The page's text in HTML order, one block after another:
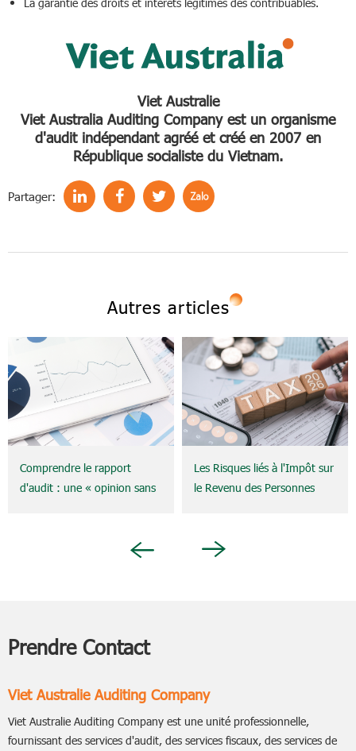
La garantie des droits et intérêts légitimes des contribuables.
Viet Australie
Viet Australia Auditing Company est un organisme
d'audit indépendant agréé et créé en 2007 en
République socialiste du Vietnam.
Partager:
Autres articles
Previous
Comprendre le rapport
d'audit : une « opinion sans
Les Risques liés à l'Impôt sur
le Revenu des Personnes
Notion d'Établissement
Next
Prendre Contact
Viet Australie Auditing Company
Viet Australie Auditing Company est une unité professionnelle,
fournissant des services d'audit, des services fiscaux, des services de